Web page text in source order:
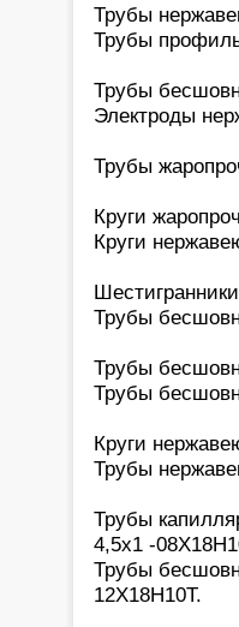
Трубы
Трубы
Трубы
Электроды
Трубы
Круги
Круги
Трубы
Трубы
Трубы
Круги
Трубы
Трубы
4,5х1 -
Трубы
12Х18Н10Т.